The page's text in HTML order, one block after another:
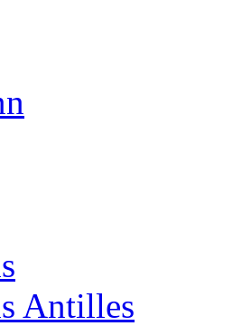
Antilles